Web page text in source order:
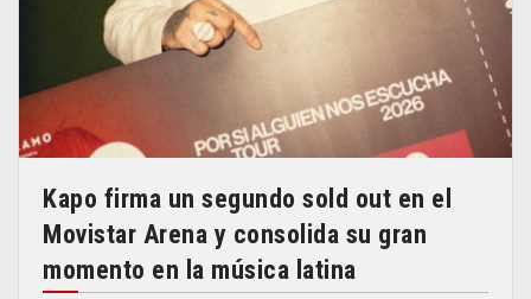
Kapo firma un segundo sold out en el
Movistar Arena y consolida su gran
momento en la música latina